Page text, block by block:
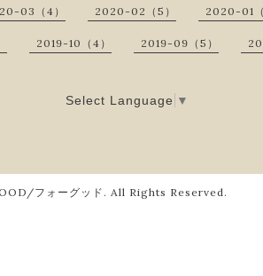
03（4） 2020-02（5） 2020-01（
2019-10（4） 2019-09（5）
Select Language ▼
フォーグッド . All Rights Reserved.